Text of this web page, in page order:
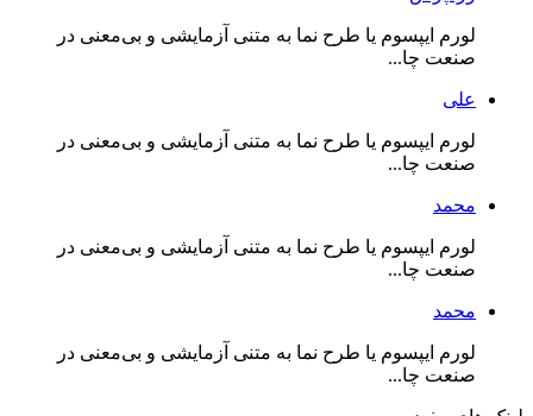
لورم ایپسوم یا طرح‌ نما به متنی آزمایشی و بی‌معنی در
صنعت چا...
علی
لورم ایپسوم یا طرح‌ نما به متنی آزمایشی و بی‌معنی در
صنعت چا...
محمد
لورم ایپسوم یا طرح‌ نما به متنی آزمایشی و بی‌معنی در
صنعت چا...
محمد
لورم ایپسوم یا طرح‌ نما به متنی آزمایشی و بی‌معنی در
صنعت چا...